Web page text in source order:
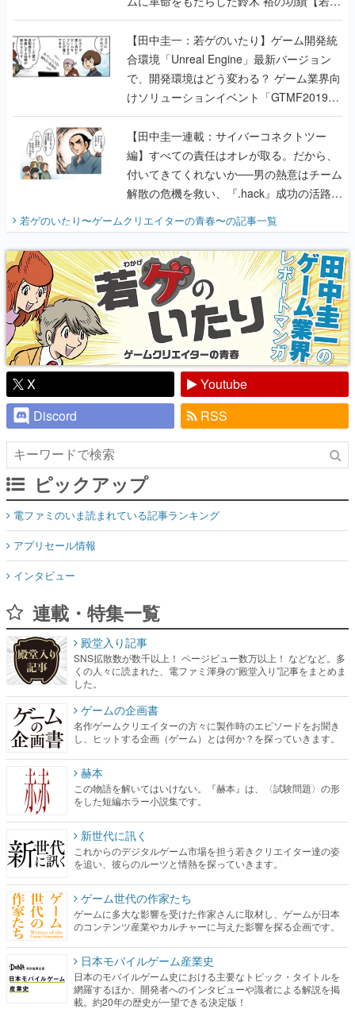
のいたり】
【田中圭一：若ゲのいたり】ゲーム開発統
合環境「Unreal Engine」最新バージョン
で、開発環境はどう変わる？ ゲーム業界向
けソリューションイベント「GTMF2019」
に行って、より理解を深めよう【PR】
【田中圭一連載：サイバーコネクトツー
編】すべての責任はオレが取る。だから、
付いてきてくれないか──男の熱意はチーム
解散の危機を救い、『.hack』成功の活路を
『少年ジャンプ』色だった【若ゲのいた
り】
若ゲのいたり〜ゲームクリエイターの青春〜の記事一覧
X
Youtube
Discord
RSS
ピックアップ
電ファミのいま読まれている記事ランキング
アプリセール情報
インタビュー
連載・特集一覧
殿堂入り記事
SNS拡散数が数千以上！ ページビュー数万以上！ などなど。多
くの人々に読まれた、電ファミ渾身の“殿堂入り”記事をまとめま
した。
ゲームの企画書
名作ゲームクリエイターの方々に製作時のエピソードをお聞き
し、ヒットする企画（ゲーム）とは何か？を探っていきます。
赫本
この物語を解いてはいけない。『赫本』は、〈試験問題〉の形
をした短編ホラー小説集です。
新世代に訊く
これからのデジタルゲーム市場を担う若きクリエイター達の姿
を追い、彼らのルーツと情熱を探っていきます。
ゲーム世代の作家たち
ゲームに多大な影響を受けた作家さんに取材し、ゲームが日本
のコンテンツ産業やカルチャーに与えた影響を探る企画です。
日本モバイルゲーム産業史
日本のモバイルゲーム史における主要なトピック・タイトルを
網羅するほか、開発者へのインタビューや識者による解説を掲
載。約20年の歴史が一望できる決定版！